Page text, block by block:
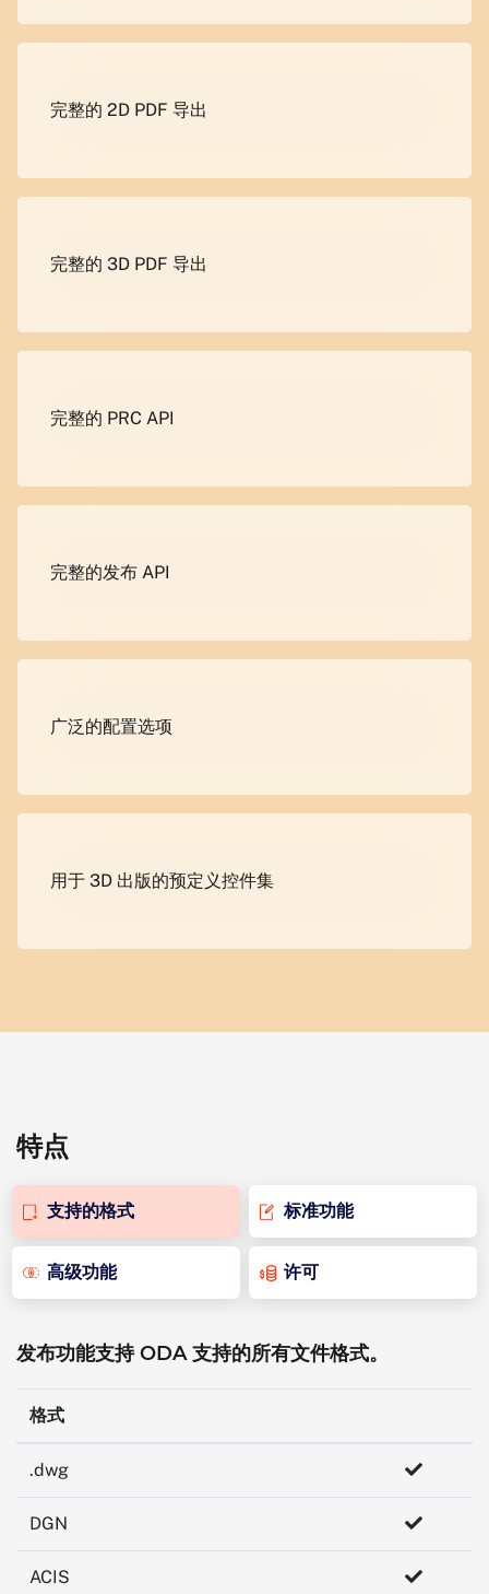
完整的 2D PDF 导出
完整的 3D PDF 导出
完整的 PRC API
完整的发布 API
广泛的配置选项
用于 3D 出版的预定义控件集
特点
支持的格式 标准功能
高级功能 许可
发布功能支持 ODA 支持的所有文件格式。
格式
.dwg
DGN
ACIS